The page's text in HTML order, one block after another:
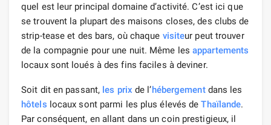
quel est leur principal domaine d’activité. C’est ici que
se trouvent la plupart des maisons closes, des clubs de
strip-tease et des bars, où chaque visiteur peut trouver
de la compagnie pour une nuit. Même lesappartements
locaux sont loués à des fins faciles à deviner.
Soit dit en passant, les prix de l’hébergementdans les
hôtels locaux sont parmi les plus élevés deThaïlande.
Par conséquent, en allant dans un coin prestigieux, il